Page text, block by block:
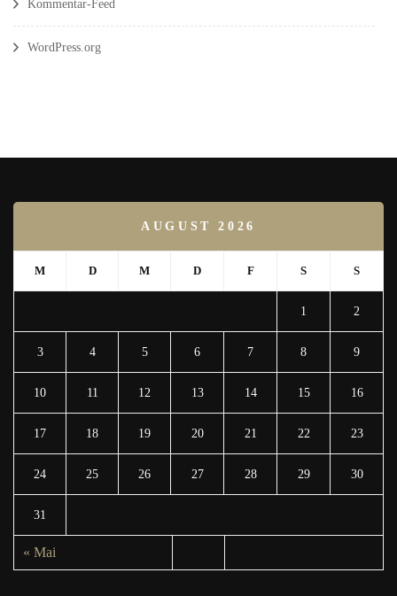
Kommentar-Feed
WordPress.org
AUGUST 2026
M D M D F S S
1 2
3 4 5 6 7 8 9
10 11 12 13 14 15 16
17 18 19 20 21 22 23
24 25 26 27 28 29 30
31
« Mai